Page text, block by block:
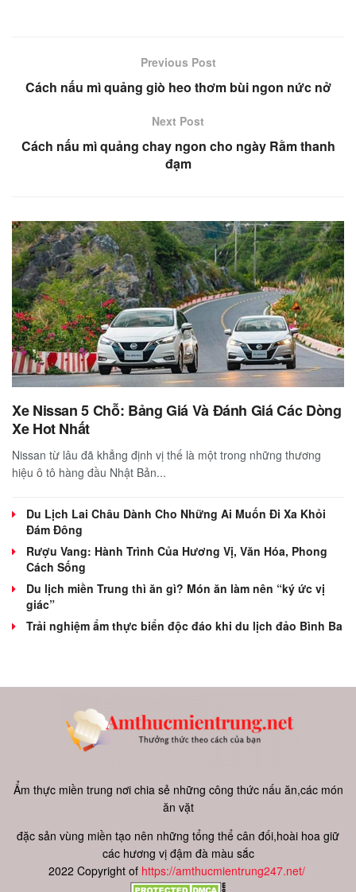
Previous Post
Cách nấu mì quảng giò heo thơm bùi ngon nức nở
Next Post
Cách nấu mì quảng chay ngon cho ngày Rằm thanh
đạm
Xe Nissan 5 Chỗ: Bảng Giá Và Đánh Giá Các Dòng
Xe Hot Nhất
Nissan từ lâu đã khẳng định vị thế là một trong những thương
hiệu ô tô hàng đầu Nhật Bản...
Du Lịch Lai Châu Dành Cho Những Ai Muốn Đi Xa Khỏi
Đám Đông
Rượu Vang: Hành Trình Của Hương Vị, Văn Hóa, Phong
Cách Sống
Du lịch miền Trung thì ăn gì? Món ăn làm nên “ký ức vị
giác”
Trải nghiệm ẩm thực biển độc đáo khi du lịch đảo Bình Ba
Ẩm thực miền trung nơi chia sẻ những công thức nấu ăn,các món
ăn vặt
đặc sản vùng miền tạo nên những tổng thể cân đối,hoài hoa giữ
các hương vị đậm đà màu sắc
2022 Copyright of https://amthucmientrung247.net/